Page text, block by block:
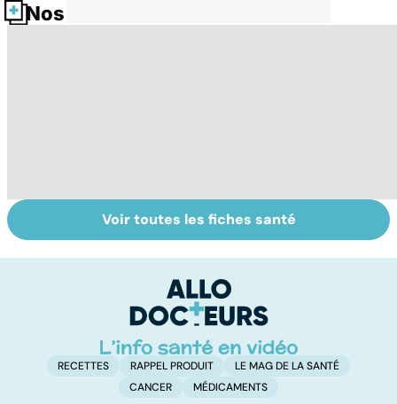
Nos fiches santé
Burn-out :
l'épuisement
Crampes,
déchirures,
quand le muscle
fait mal
Voir toutes les fiches santé
RECETTES RAPPEL PRODUIT
LE MAG DE LA SANTÉ
CANCER
MÉDICAMENTS